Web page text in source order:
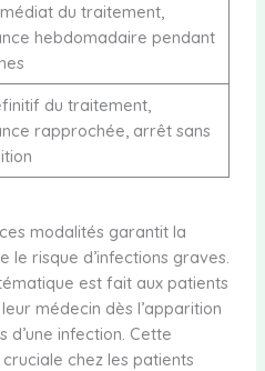
du traitement,
hebdomadaire pendant
du traitement,
rapprochée, arrêt sans
modalités garantit la
risque d’infections graves.
est fait aux patients
médecin dès l’apparition
infection. Cette
chez les patients